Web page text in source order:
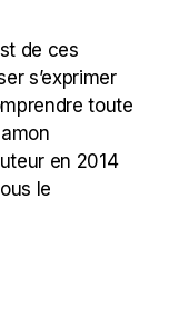
de ces
s’exprimer
toute
en 2014
le